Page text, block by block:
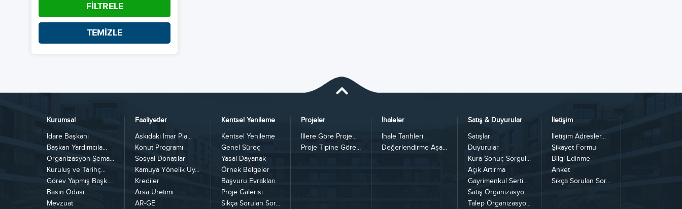
FİLTRELE
TEMİZLE
Kurumsal
İdare Başkanı
Başkan Yardımcıla...
Organizasyon Şema...
Kuruluş ve Tarihç...
Görev Yapmış Başk...
Basın Odası
Mevzuat
Faaliyetler
Askıdaki İmar Pla...
Konut Programı
Sosyal Donatılar
Kamuya Yönelik Uy...
Krediler
Arsa Üretimi
AR-GE
Kentsel Yenileme
Kentsel Yenileme
Genel Süreç
Yasal Dayanak
Örnek Belgeler
Başvuru Evrakları
Proje Galerisi
Sıkça Sorulan Sor...
Projeler
İllere Göre Proje...
Proje Tipine Göre...
İhaleler
İhale Tarihleri
Değerlendirme Aşa...
Satış & Duyurular
Satışlar
Duyurular
Kura Sonuç Sorgul...
Açık Artırma
Gayrimenkul Serti...
Satış Organizasyo...
Talep Organizasyo...
İletişim
İletişim Adresler...
Şikayet Formu
Bilgi Edinme
Anket
Sıkça Sorulan Sor...